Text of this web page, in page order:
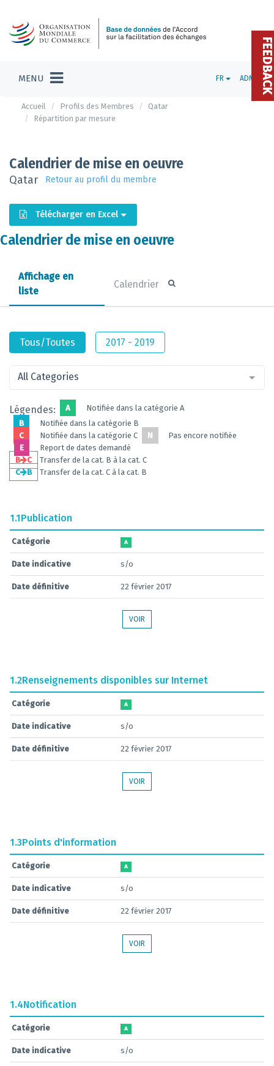
MENU FR ADMIN
Accueil Profils des Membres
Qatar
Répartition par mesure
Calendrier de mise en oeuvre
Qatar Retour au profil du membre
Télécharger en Excel
Calendrier de mise en oeuvre
Affichage en
liste
Calendrier
Tous/Toutes 2017 - 2019
All Categories
Légendes: A
Notifiée dans la catégorie A
B
Notifiée dans la catégorie B
C
Notifiée dans la catégorie C N
Pas encore notifiée
E
Report de dates demandé
B
C
Transfer de la cat. B à la cat. C
C
B Transfer de la cat. C à la cat. B
1.1Publication
Catégorie A
Date indicative s/o
Date définitive 22 février 2017
VOIR
1.2Renseignements disponibles sur Internet
Catégorie A
Date indicative s/o
Date définitive 22 février 2017
VOIR
1.3Points d'information
Catégorie A
Date indicative s/o
Date définitive 22 février 2017
VOIR
1.4Notification
Catégorie A
Date indicative s/o
FEEDBACK